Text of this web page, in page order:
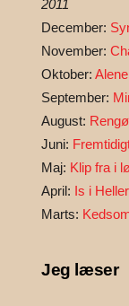
2011
December:
November:
Oktober:
September:
August:
Juni:
Maj: Klip fra i
April: Is i
Marts:
Jeg læser